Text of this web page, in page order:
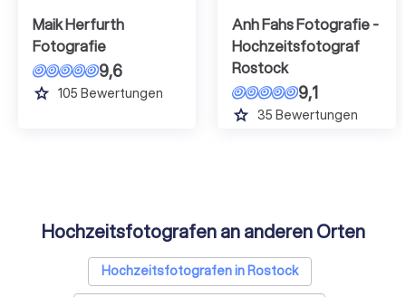
Maik Herfurth
Fotografie
9,6
grade 105 Bewertungen
Anh Fahs Fotografie -
Hochzeitsfotograf
Rostock
9,1
grade 35 Bewertungen
Hochzeitsfotografen an anderen Orten
Hochzeitsfotografen in Rostock